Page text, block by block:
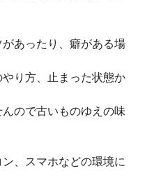
があったり、癖がある場
り方、止まった状態か
ので古いものゆえの味
、スマホなどの環境に